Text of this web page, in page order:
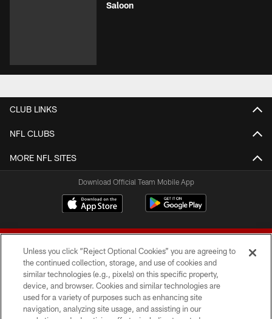
Saloon
CLUB LINKS
NFL CLUBS
MORE NFL SITES
Download Official Team Mobile App
© 2026 Forty Niners Football Company LLC
Unless you click “Reject Optional Cookies” you are agreeing to
the continued collection, storage, and use of cookies and
similar technologies (e.g., pixels) on this specific property,
device, and browser. Cookies and similar technologies are
used for a variety of purposes such as enhancing site
navigation, analyzing site usage, and assisting in our